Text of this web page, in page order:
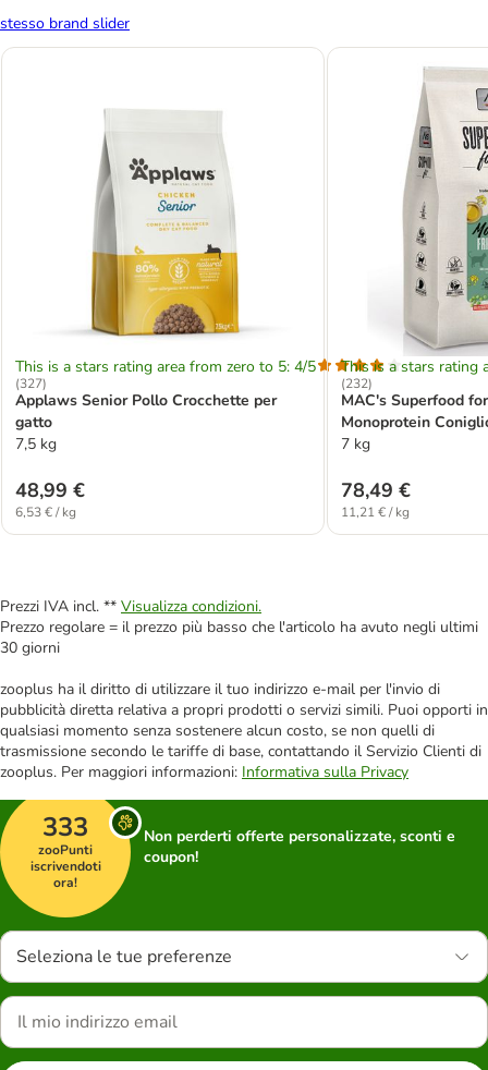
stesso brand slider
This is a stars rating area from zero to 5: 4/5
(327)
Applaws Senior Pollo Crocchette per
gatto
7,5 kg
48,99 €
6,53 € / kg
This is a stars rating
(232)
MAC's Superfood
Monoprotein
gatti
7 kg
78,49 €
11,21 € / kg
Prezzi IVA incl. ** Visualizza condizioni.
Prezzo regolare = il prezzo più basso che l'articolo ha avuto negli ultimi
30 giorni
zooplus ha il diritto di utilizzare il tuo indirizzo e-mail per l'invio di
pubblicità diretta relativa a propri prodotti o servizi simili. Puoi opporti in
qualsiasi momento senza sostenere alcun costo, se non quelli di
trasmissione secondo le tariffe di base, contattando il Servizio Clienti di
zooplus. Per maggiori informazioni: Informativa sulla Privacy
333
zooPunti
iscrivendoti
ora!
Non perderti offerte personalizzate, sconti e
coupon!
Seleziona le tue preferenze